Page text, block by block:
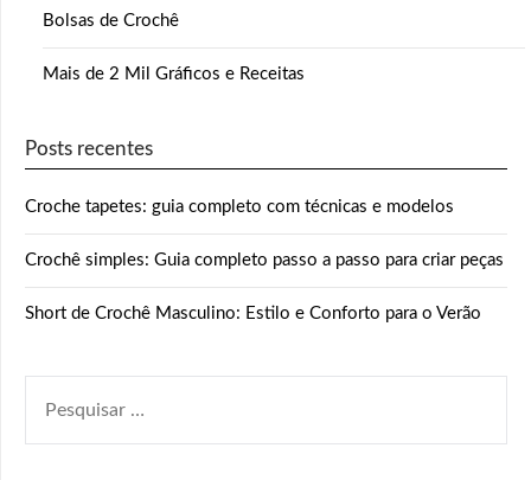
Bolsas de Crochê
Mais de 2 Mil Gráficos e Receitas
Posts recentes
Croche tapetes: guia completo com técnicas e modelos
Crochê simples: Guia completo passo a passo para criar peças
Short de Crochê Masculino: Estilo e Conforto para o Verão
POR: